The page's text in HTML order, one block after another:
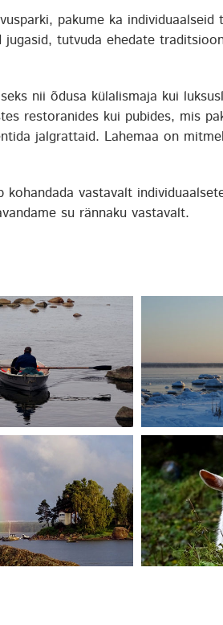
pakume ka individuaalseid
jugasid, tutvuda ehedate
nii õdusa külalismaja kui
restoranides kui pubides, mis
jalgrattaid. Lahemaa on
vastavalt
su rännaku vastavalt.